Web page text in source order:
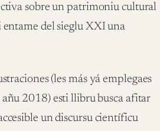
sobre un patrimoniu cultural
entame del sieglu XXI una
(les más yá emplegaes
2018) esti llibru busca afitar
un discursu científicu